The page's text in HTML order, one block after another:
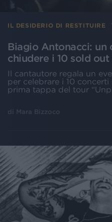
IL DESIDERIO DI RESTITUIRE
Biagio Antonacci: un
chiudere i 10 sold out
Il cantautore regala un
per celebrare i 10
prima tappa del tour
di Mara Bizzoco